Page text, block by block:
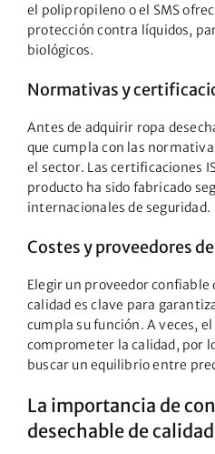
el polipropileno o el SMS
protección contra líquidos,
biológicos.
Normativas y
Antes de adquirir ropa
que cumpla con las
el sector. Las certificaciones
producto ha sido fabricado
internacionales de seguridad.
Costes y proveedores
Elegir un proveedor confiable
calidad es clave para
cumpla su función. A veces,
comprometer la calidad, por
buscar un equilibrio entre
La importancia de
desechable de calidad